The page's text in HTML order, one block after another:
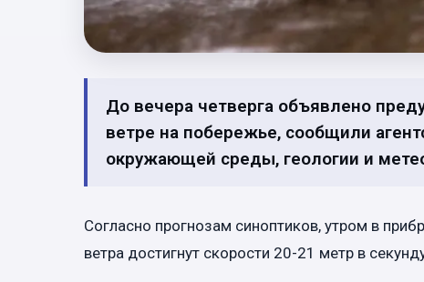
До вечера четверга объявлено
ветре на побережье, сообщили
окружающей среды, геологии и
Согласно прогнозам синоптиков, утром в
ветра достигнут скорости 20-21 метр в